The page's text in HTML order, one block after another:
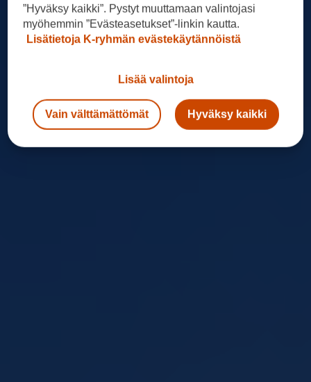
”Hyväksy kaikki”. Pystyt muuttamaan valintojasi
myöhemmin ”Evästeasetukset”-linkin kautta.
Lisätietoja K-ryhmän evästekäytännöistä
Lisää valintoja
Vain välttämättömät Hyväksy kaikki